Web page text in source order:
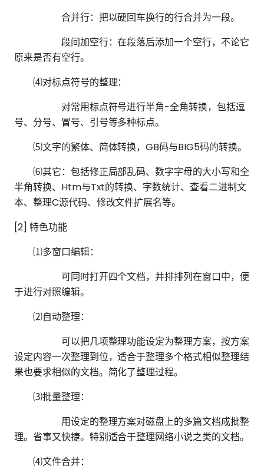
合并行：把以硬回车换行的行合并为一段。
段间加空行：在段落后添加一个空行，不论它
原来是否有空行。
⑷对标点符号的整理：
对常用标点符号进行半角-全角转换，包括逗
号、分号、冒号、引号等多种标点。
⑸文字的繁体、简体转换，GB码与BIG5码的转换。
⑹其它：包括修正局部乱码、数字字母的大小写和全
半角转换、Htm与Txt的转换、字数统计、查看二进制文
本、整理C源代码、修改文件扩展名等。
[2] 特色功能
⑴多窗口编辑：
可同时打开四个文档，并排排列在窗口中，便
于进行对照编辑。
⑵自动整理：
可以把几项整理功能设定为整理方案，按方案
设定内容一次整理到位，适合于整理多个格式相似整理结
果也要求相似的文档。简化了整理过程。
⑶批量整理：
用设定的整理方案对磁盘上的多篇文档成批整
理。省事又快捷。特别适合于整理网络小说之类的文档。
⑷文件合并：